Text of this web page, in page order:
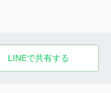
LINEで共有する